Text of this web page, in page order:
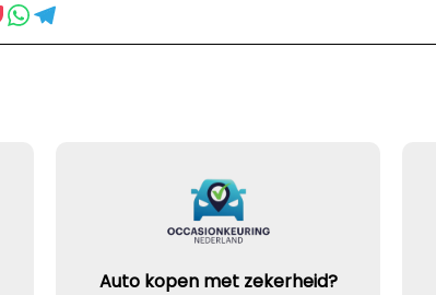
Auto kopen met zekerheid?